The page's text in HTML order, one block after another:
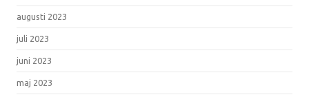
augusti 2023
juli 2023
juni 2023
maj 2023